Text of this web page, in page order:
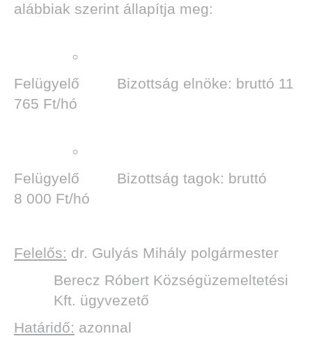
alábbiak szerint állapítja meg:
Felügyelő Bizottság elnöke: bruttó 11
765 Ft/hó
Felügyelő Bizottság tagok: bruttó
8 000 Ft/hó
Felelős: dr. Gulyás Mihály polgármester
Berecz Róbert Községüzemeltetési
Kft. ügyvezető
Határidő: azonnal